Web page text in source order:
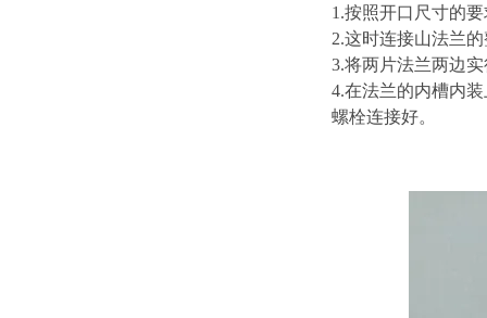
1.按照开口尺寸的
2.这时连接山法兰
3.将两片法兰两边
4.在法兰的内槽内
螺栓连接好。